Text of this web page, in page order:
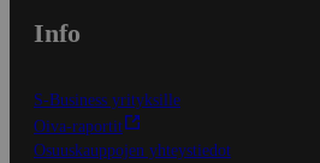
Info
S-Business yrityksille
Oiva-raportit
Osuuskauppojen yhteystiedot